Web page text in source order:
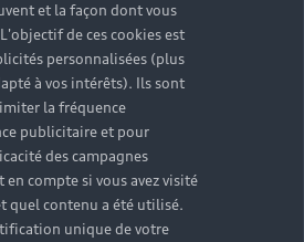
leasing Audi A3
des professionnels
et la façon dont vous
de ces cookies est
personnalisées (plus
à vos intérêts). Ils sont
la fréquence
publicitaire et pour
des campagnes
compte si vous avez visité
quel contenu a été utilisé.
unique de votre